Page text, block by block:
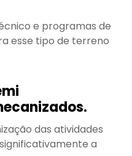
e programas de
esse tipo de terreno
das atividades
a